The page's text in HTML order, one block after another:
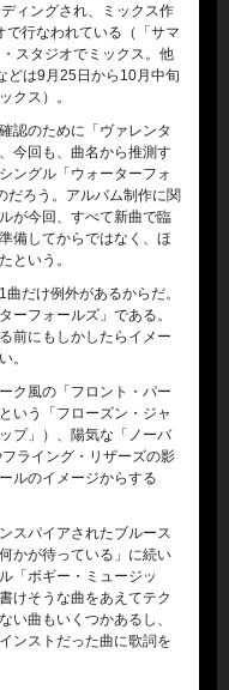
ィングされ、ミックス作
行なわれている（「サマ
スタジオでミックス。他
どは9月25日から10月中旬
クス）。
認のために「ヴァレンタ
今回も、曲名から推測す
ングル「ウォーターフォ
だろう。アルバム制作に関
が今回、すべて新曲で臨
備してからではなく、ほ
という。
だけ例外があるからだ。
ーフォールズ」である。
前にもしかしたらイメー
。
ク風の「フロント・パー
いう「フローズン・ジャ
プ」）、陽気な「ノーバ
ライング・リザーズの影
ルのイメージからする
スパイアされたブルース
かが待っている」に続い
「ボギー・ミュージッ
けそうな曲をあえてテク
い曲もいくつかあるし、
ンストだった曲に歌詞を